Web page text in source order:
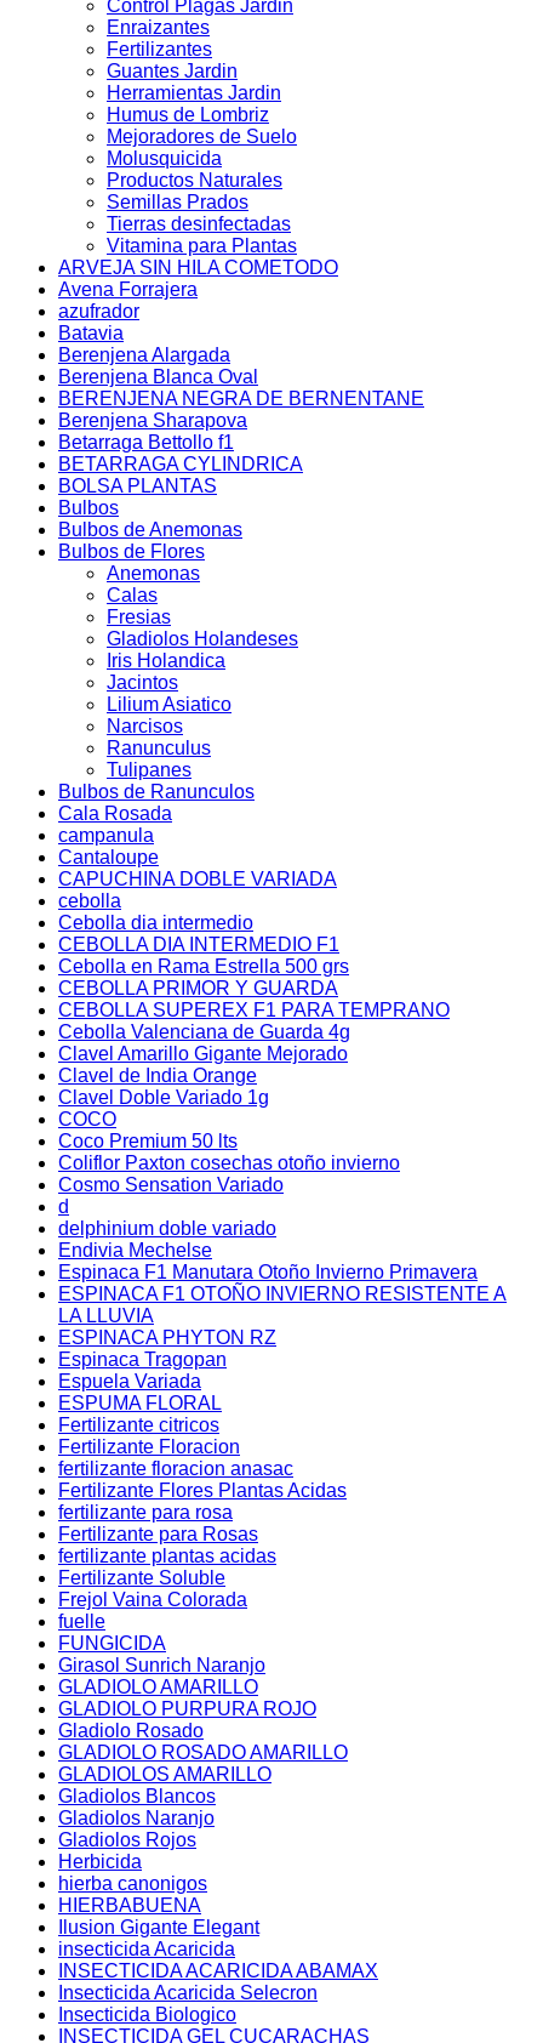
Control Plagas Jardin
Enraizantes
Fertilizantes
Guantes Jardin
Herramientas Jardin
Humus de Lombriz
Mejoradores de Suelo
Molusquicida
Productos Naturales
Semillas Prados
Tierras desinfectadas
Vitamina para Plantas
ARVEJA SIN HILA COMETODO
Avena Forrajera
azufrador
Batavia
Berenjena Alargada
Berenjena Blanca Oval
BERENJENA NEGRA DE BERNENTANE
Berenjena Sharapova
Betarraga Bettollo f1
BETARRAGA CYLINDRICA
BOLSA PLANTAS
Bulbos
Bulbos de Anemonas
Bulbos de Flores
Anemonas
Calas
Fresias
Gladiolos Holandeses
Iris Holandica
Jacintos
Lilium Asiatico
Narcisos
Ranunculus
Tulipanes
Bulbos de Ranunculos
Cala Rosada
campanula
Cantaloupe
CAPUCHINA DOBLE VARIADA
cebolla
Cebolla dia intermedio
CEBOLLA DIA INTERMEDIO F1
Cebolla en Rama Estrella 500 grs
CEBOLLA PRIMOR Y GUARDA
CEBOLLA SUPEREX F1 PARA TEMPRANO
Cebolla Valenciana de Guarda 4g
Clavel Amarillo Gigante Mejorado
Clavel de India Orange
Clavel Doble Variado 1g
COCO
Coco Premium 50 lts
Coliflor Paxton cosechas otoño invierno
Cosmo Sensation Variado
d
delphinium doble variado
Endivia Mechelse
Espinaca F1 Manutara Otoño Invierno Primavera
ESPINACA F1 OTOÑO INVIERNO RESISTENTE A
LA LLUVIA
ESPINACA PHYTON RZ
Espinaca Tragopan
Espuela Variada
ESPUMA FLORAL
Fertilizante citricos
Fertilizante Floracion
fertilizante floracion anasac
Fertilizante Flores Plantas Acidas
fertilizante para rosa
Fertilizante para Rosas
fertilizante plantas acidas
Fertilizante Soluble
Frejol Vaina Colorada
fuelle
FUNGICIDA
Girasol Sunrich Naranjo
GLADIOLO AMARILLO
GLADIOLO PURPURA ROJO
Gladiolo Rosado
GLADIOLO ROSADO AMARILLO
GLADIOLOS AMARILLO
Gladiolos Blancos
Gladiolos Naranjo
Gladiolos Rojos
Herbicida
hierba canonigos
HIERBABUENA
Ilusion Gigante Elegant
insecticida Acaricida
INSECTICIDA ACARICIDA ABAMAX
Insecticida Acaricida Selecron
Insecticida Biologico
INSECTICIDA GEL CUCARACHAS